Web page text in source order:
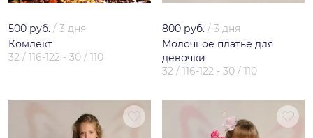
500 руб. / 3 дня
Комлект
32 / 116-122 - 30 / 110
800 руб. / 3 дня
Молочное платье для
девочки
32 / 116-122 - 30 / 110